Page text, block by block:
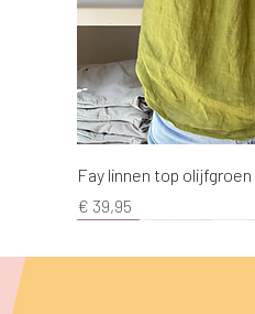
Fay linnen top olijfgroen
Prijs
€ 39,95